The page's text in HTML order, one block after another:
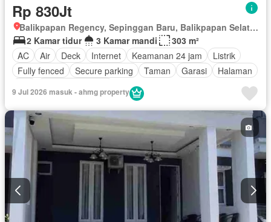
Rp 830Jt
Balikpapan Regency, Sepinggan Baru, Balikpapan Selatan, Balikpapan, Kalimantan Timur
2 Kamar tidur
3 Kamar mandi
303 m²
AC
Air Deck Internet Keamanan 24 jam
Listrik
Fully fenced
Secure parking Taman Garasi
Halaman
9 Jul 2026 masuk - ahmg property